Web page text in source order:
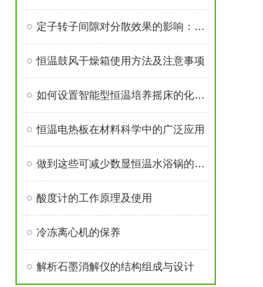
定子转子间隙对分散效果的影响：高速分散机核心部件拆解
恒温鼓风干燥箱使用方法及注意事项
如何设置智能型恒温培养摇床的化霜程序?
恒温电热板在材料科学中的广泛应用
做到这些可减少数显恒温水浴锅的故障发生！
酸度计的工作原理及使用
冷冻离心机的保养
解析石墨消解仪的结构组成与设计